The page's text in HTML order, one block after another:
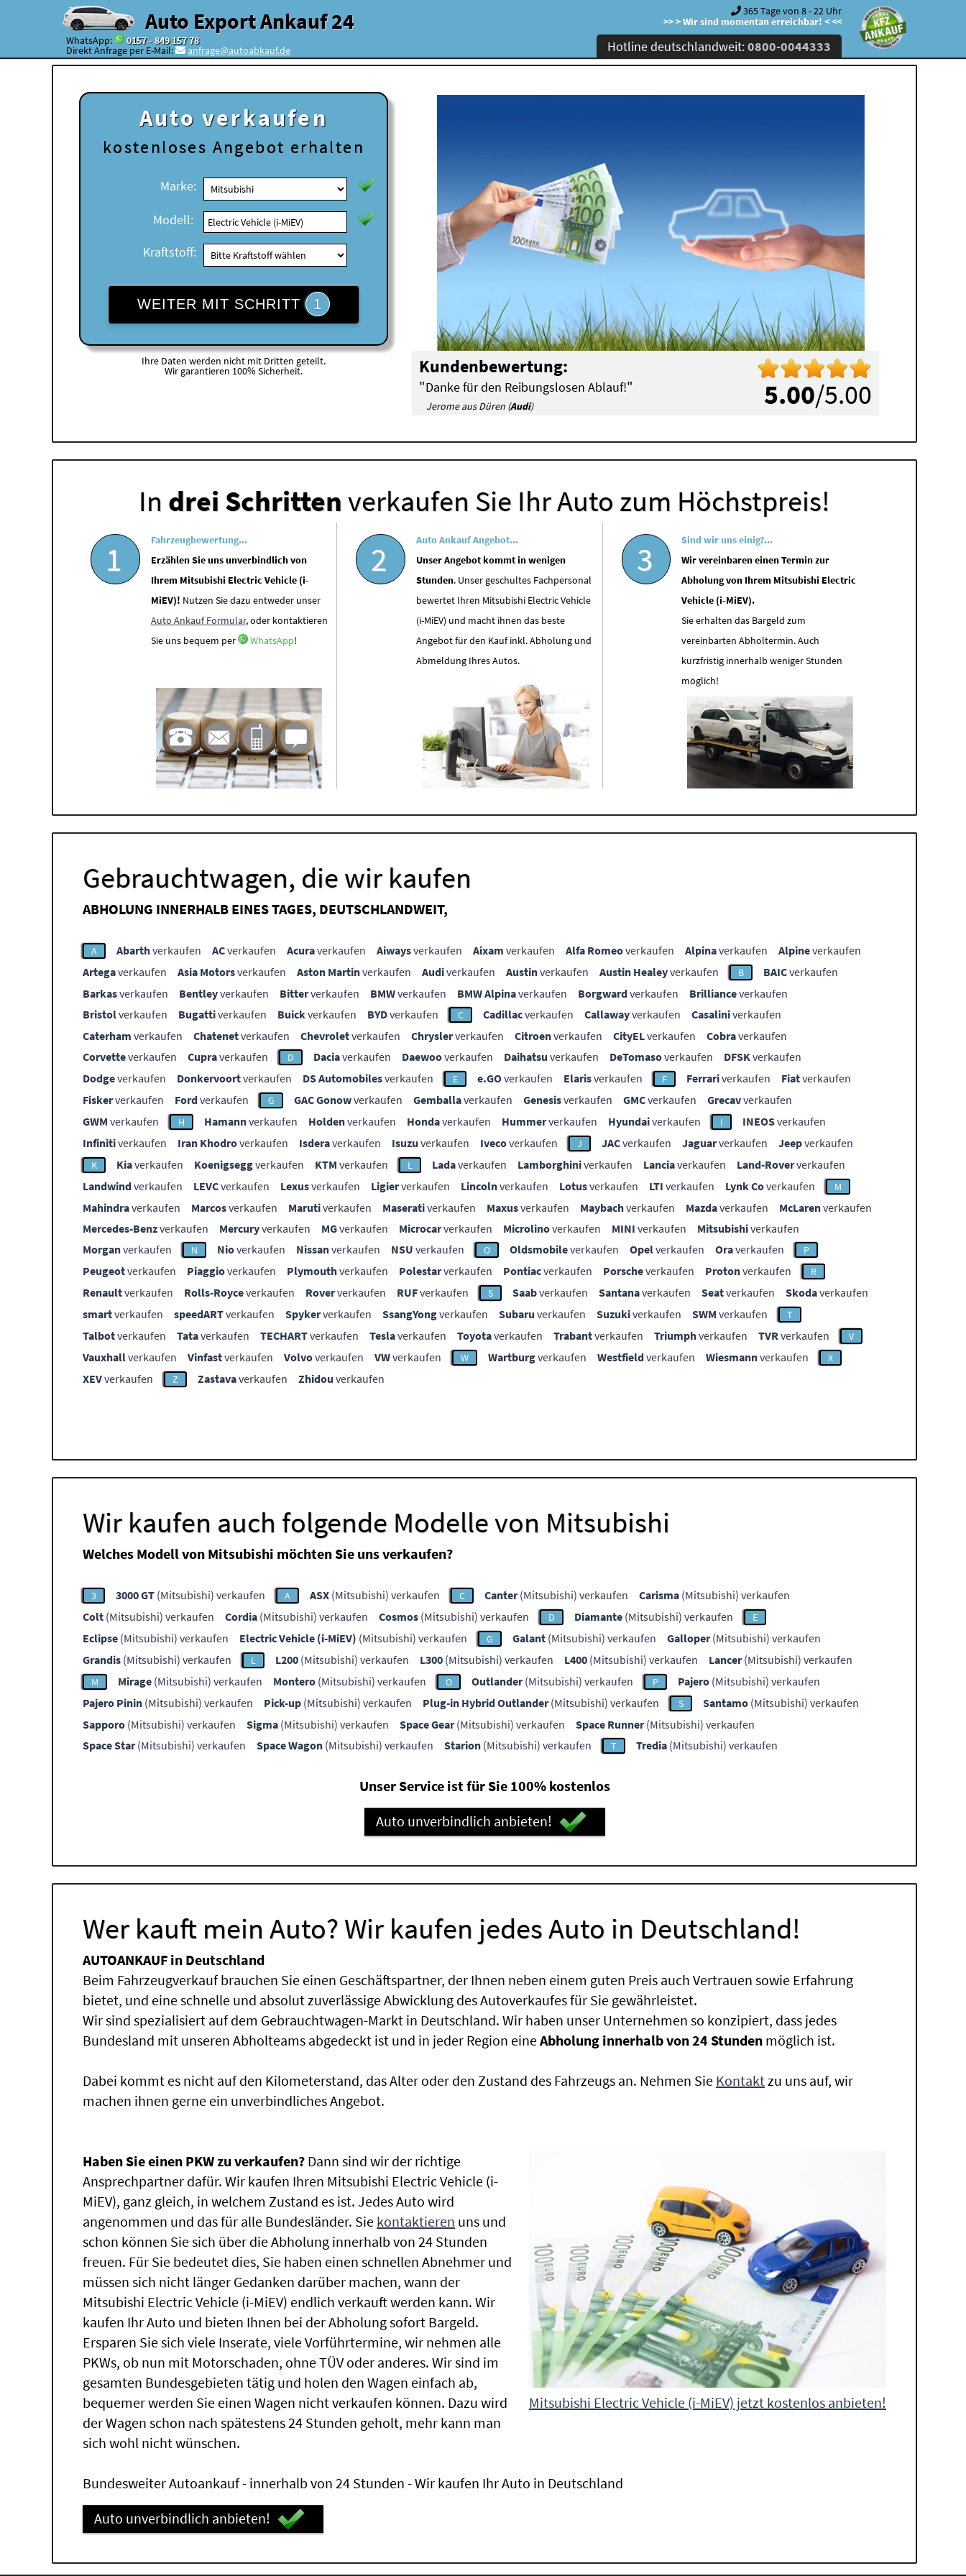
Auto Export Ankauf 24
WhatsApp: 0157 - 849 157 78
Direkt Anfrage per E-Mail: anfrage@autoabkauf.de
365 Tage von 8 - 22 Uhr
>> > Wir sind momentan erreichbar! < <<
Hotline deutschlandweit:0800-0044333
Auto verkaufen
kostenloses Angebot erhalten
Marke:
Modell:
Kraftstoff:
WEITER MIT SCHRITT 1
Ihre Daten werden nicht mit Dritten geteilt.
Wir garantieren 100% Sicherheit.
5.00/5.00
Kundenbewertung:
"Danke für den Reibungslosen Ablauf!"
Jerome aus Düren (Audi)
In drei Schrittenverkaufen Sie Ihr Auto zum Höchstpreis!
1
Fahrzeugbewertung...
Erzählen Sie uns unverbindlich von
Ihrem Mitsubishi Electric Vehicle (i-
MiEV)! Nutzen Sie dazu entweder unser
Auto Ankauf Formular, oder kontaktieren
Sie uns bequem per
WhatsApp!
2
Auto Ankauf Angebot...
Unser Angebot kommt in wenigen
Stunden. Unser geschultes Fachpersonal
bewertet Ihren Mitsubishi Electric Vehicle
(i-MiEV) und macht ihnen das beste
Angebot für den Kauf inkl. Abholung und
Abmeldung Ihres Autos.
3
Sind wir uns einig?...
Wir vereinbaren einen Termin zur
Abholung von Ihrem Mitsubishi Electric
Vehicle (i-MiEV).
Sie erhalten das Bargeld zum
vereinbarten Abholtermin. Auch
kurzfristig innerhalb weniger Stunden
möglich!
Gebrauchtwagen, die wir kaufen
ABHOLUNG INNERHALB EINES TAGES, DEUTSCHLANDWEIT,
A Abarthverkaufen ACverkaufen Acuraverkaufen Aiwaysverkaufen Aixam verkaufen Alfa Romeoverkaufen Alpinaverkaufen Alpineverkaufen
Artegaverkaufen Asia Motorsverkaufen Aston Martinverkaufen Audiverkaufen Austinverkaufen Austin Healeyverkaufen B BAICverkaufen
Barkasverkaufen Bentleyverkaufen Bitterverkaufen BMWverkaufen BMW Alpinaverkaufen Borgwardverkaufen Brillianceverkaufen
Bristolverkaufen Bugattiverkaufen Buickverkaufen BYDverkaufen C Cadillacverkaufen Callawayverkaufen Casaliniverkaufen
Caterham verkaufen Chatenetverkaufen Chevroletverkaufen Chryslerverkaufen Citroenverkaufen CityELverkaufen Cobraverkaufen
Corvetteverkaufen Cupraverkaufen D Daciaverkaufen Daewooverkaufen Daihatsu verkaufen DeTomasoverkaufen DFSKverkaufen
Dodgeverkaufen Donkervoortverkaufen DS Automobilesverkaufen E e.GOverkaufen Elarisverkaufen F Ferrariverkaufen Fiatverkaufen
Fiskerverkaufen Fordverkaufen G GAC Gonowverkaufen Gemballaverkaufen Genesisverkaufen GMCverkaufen Grecavverkaufen
GWM verkaufen H Hamannverkaufen Holdenverkaufen Hondaverkaufen Hummerverkaufen Hyundaiverkaufen I INEOSverkaufen
Infinitiverkaufen Iran Khodroverkaufen Isderaverkaufen Isuzu verkaufen Ivecoverkaufen J JACverkaufen Jaguarverkaufen Jeepverkaufen
K Kiaverkaufen Koenigseggverkaufen KTM verkaufen L Ladaverkaufen Lamborghiniverkaufen Lanciaverkaufen Land-Roververkaufen
Landwindverkaufen LEVCverkaufen Lexusverkaufen Ligierverkaufen Lincolnverkaufen Lotusverkaufen LTI verkaufen Lynk Coverkaufen M
Mahindraverkaufen Marcosverkaufen Marutiverkaufen Maserativerkaufen Maxusverkaufen Maybachverkaufen Mazdaverkaufen McLarenverkaufen
Mercedes-Benzverkaufen Mercuryverkaufen MGverkaufen Microcarverkaufen Microlinoverkaufen MINI verkaufen Mitsubishiverkaufen
Morganverkaufen N Nioverkaufen Nissanverkaufen NSU verkaufen O Oldsmobileverkaufen Opelverkaufen Oraverkaufen P
Peugeotverkaufen Piaggioverkaufen Plymouthverkaufen Polestarverkaufen Pontiacverkaufen Porscheverkaufen Protonverkaufen R
Renaultverkaufen Rolls-Royceverkaufen Roververkaufen RUFverkaufen S Saabverkaufen Santanaverkaufen Seatverkaufen Skodaverkaufen
smartverkaufen speedARTverkaufen Spykerverkaufen SsangYongverkaufen Subaru verkaufen Suzukiverkaufen SWM verkaufen T
Talbotverkaufen Tataverkaufen TECHARTverkaufen Teslaverkaufen Toyotaverkaufen Trabantverkaufen Triumphverkaufen TVRverkaufen V
Vauxhallverkaufen Vinfastverkaufen Volvoverkaufen VWverkaufen W Wartburgverkaufen Westfieldverkaufen Wiesmannverkaufen X
XEVverkaufen Z Zastavaverkaufen Zhidou verkaufen
Wir kaufen auch folgende Modelle von Mitsubishi
Welches Modell von Mitsubishi möchten Sie uns verkaufen?
3 3000 GT (Mitsubishi) verkaufen A ASX (Mitsubishi) verkaufen C Canter(Mitsubishi) verkaufen Carisma (Mitsubishi) verkaufen
Colt (Mitsubishi) verkaufen Cordia (Mitsubishi) verkaufen Cosmos (Mitsubishi) verkaufen D Diamante (Mitsubishi) verkaufen E
Eclipse (Mitsubishi) verkaufen Electric Vehicle (i-MiEV) (Mitsubishi) verkaufen G Galant (Mitsubishi) verkaufen Galloper(Mitsubishi) verkaufen
Grandis (Mitsubishi) verkaufen L L200 (Mitsubishi) verkaufen L300 (Mitsubishi) verkaufen L400 (Mitsubishi) verkaufen Lancer(Mitsubishi) verkaufen
M Mirage (Mitsubishi) verkaufen Montero (Mitsubishi) verkaufen O Outlander(Mitsubishi) verkaufen P Pajero (Mitsubishi) verkaufen
Pajero Pinin (Mitsubishi) verkaufen Pick-up (Mitsubishi) verkaufen Plug-in Hybrid Outlander(Mitsubishi) verkaufen S Santamo (Mitsubishi) verkaufen
Sapporo (Mitsubishi) verkaufen Sigma (Mitsubishi) verkaufen Space Gear(Mitsubishi) verkaufen Space Runner(Mitsubishi) verkaufen
Space Star(Mitsubishi) verkaufen Space Wagon (Mitsubishi) verkaufen Starion (Mitsubishi) verkaufen T Tredia (Mitsubishi) verkaufen
Unser Service ist für Sie 100% kostenlos
Auto unverbindlich anbieten!
Wer kauft mein Auto? Wir kaufen jedes Auto in Deutschland!
AUTOANKAUF in Deutschland
Beim Fahrzeugverkauf brauchen Sie einen Geschäftspartner, der Ihnen neben einem guten Preis auch Vertrauen sowie Erfahrung
bietet, und eine schnelle und absolut zuverlässige Abwicklung des Autoverkaufes für Sie gewährleistet.
Wir sind spezialisiert auf dem Gebrauchtwagen-Markt in Deutschland. Wir haben unser Unternehmen so konzipiert, dass jedes
Bundesland mit unseren Abholteams abgedeckt ist und in jeder Region eineAbholung innerhalb von 24 Stunden möglich ist.
Dabei kommt es nicht auf den Kilometerstand, das Alter oder den Zustand des Fahrzeugs an. Nehmen Sie Kontaktzu uns auf, wir
machen ihnen gerne ein unverbindliches Angebot.
Mitsubishi Electric Vehicle (i-MiEV) jetzt kostenlos anbieten!
Haben Sie einen PKW zu verkaufen? Dann sind wir der richtige
Ansprechpartner dafür. Wir kaufen Ihren Mitsubishi Electric Vehicle (i-
MiEV), ganz gleich, in welchem Zustand es ist. Jedes Auto wird
angenommen und das für alle Bundesländer. Sie kontaktieren uns und
schon können Sie sich über die Abholung innerhalb von 24 Stunden
freuen. Für Sie bedeutet dies, Sie haben einen schnellen Abnehmer und
müssen sich nicht länger Gedanken darüber machen, wann der
Mitsubishi Electric Vehicle (i-MiEV) endlich verkauft werden kann. Wir
kaufen Ihr Auto und bieten Ihnen bei der Abholung sofort Bargeld.
Ersparen Sie sich viele Inserate, viele Vorführtermine, wir nehmen alle
PKWs, ob nun mit Motorschaden, ohne TÜV oder anderes. Wir sind im
gesamten Bundesgebieten tätig und holen den Wagen einfach ab,
bequemer werden Sie einen Wagen nicht verkaufen können. Dazu wird
der Wagen schon nach spätestens 24 Stunden geholt, mehr kann man
sich wohl nicht wünschen.
Bundesweiter Autoankauf - innerhalb von 24 Stunden - Wir kaufen Ihr Auto in Deutschland
Auto unverbindlich anbieten!